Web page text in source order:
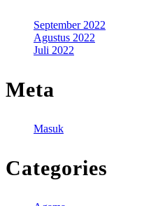
September 2022
Agustus 2022
Juli 2022
Meta
Masuk
Categories